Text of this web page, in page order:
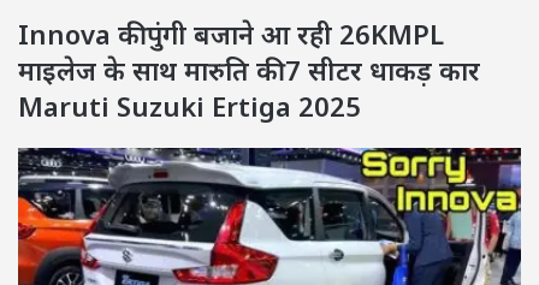
Innova की पुंगी बजाने आ रही 26KMPL
माइलेज के साथ मारुति की 7 सीटर धाकड़ कार
Maruti Suzuki Ertiga 2025